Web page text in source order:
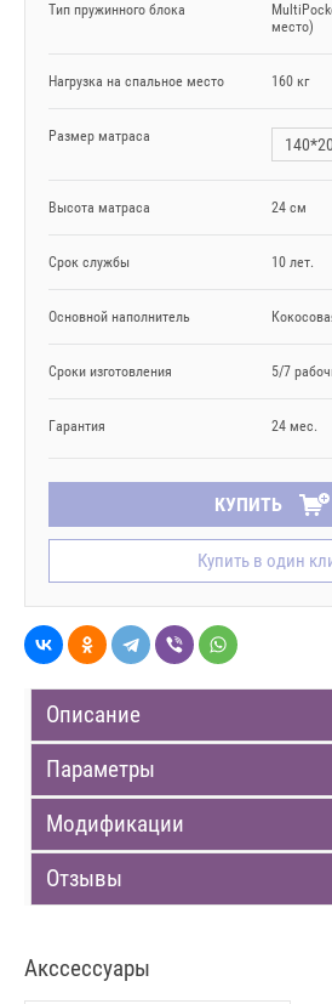
Тип пружинного блока
место)
Нагрузка на спальное место 160 кг
Размер матраса
Высота матраса 24 см
Срок службы 10 лет.
Основной наполнитель
Сроки изготовления 5/7
Гарантия 24 мес.
КУПИТЬ
Купить в один
Описание
Параметры
Модификации
Отзывы
Акссессуары